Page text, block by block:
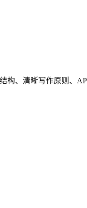
构、清晰写作原则、